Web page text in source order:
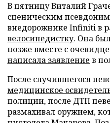
В пятницу Виталий
сценическим
внедорожнике Infiniti в
велосипедистку. Она
позже вместе с
написала заявление в
После случившегося
медицинское
полиции, после ДТП
размахивал оружием,